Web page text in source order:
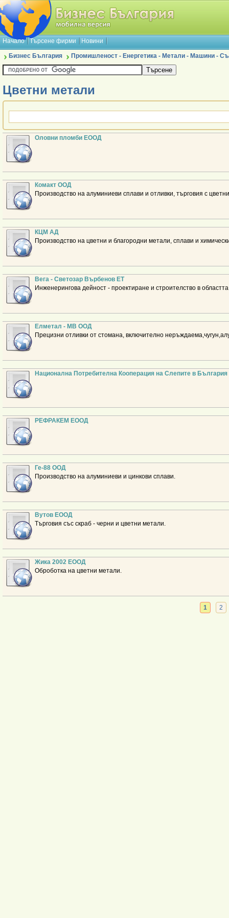
Начало Търсене фирми Новини
Бизнес България Промишленост - Енергетика - Метали - Машини -
Цветни метали
Оловни пломби ЕООД
Комакт ООД
Производство на алуминиеви сплави и отливки, търговия с
КЦМ АД
Производство на цветни и благородни метали, сплави и
Вега - Светозар Върбенов ЕТ
Инженерингова дейност - проектиране и строителство в
Елметал - МВ ООД
Прецизни отливки от стомана, включително
Национална Потребителна Кооперация на Слепите в България
РЕФРАКЕМ ЕООД
Ге-88 ООД
Производство на алуминиеви и цинкови сплави.
Вутов ЕООД
Търговия със скраб - черни и цветни метали.
Жика 2002 ЕООД
Оброботка на цветни метали.
1 2